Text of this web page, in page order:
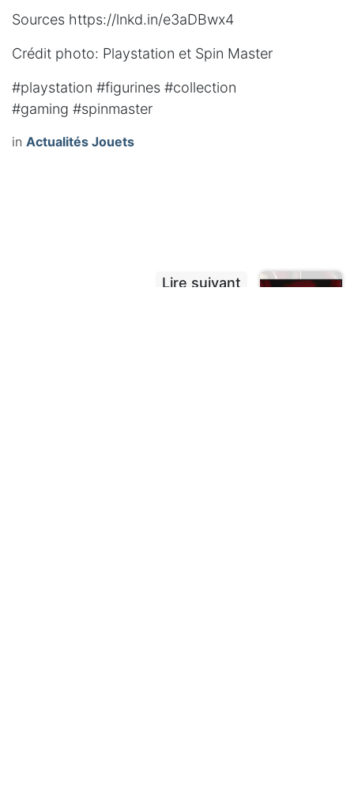
Sources https://lnkd.in/e3aDBwx4
Crédit photo: Playstation et Spin Master
#playstation #figurines #collection
#gaming #spinmaster
in Actualités Jouets
Lire suivant